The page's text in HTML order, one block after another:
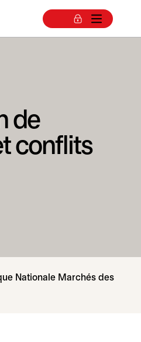
de
conflits
Nationale Marchés des